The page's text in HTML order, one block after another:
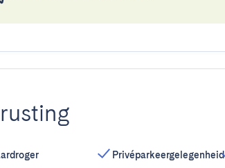
Privéparkeergelegenheid